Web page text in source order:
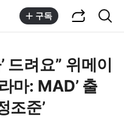
구독
드려요” 위메이
마: MAD’ 출
조준’